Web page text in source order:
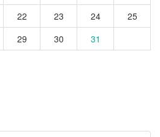
22 23 24
25
29 30 31